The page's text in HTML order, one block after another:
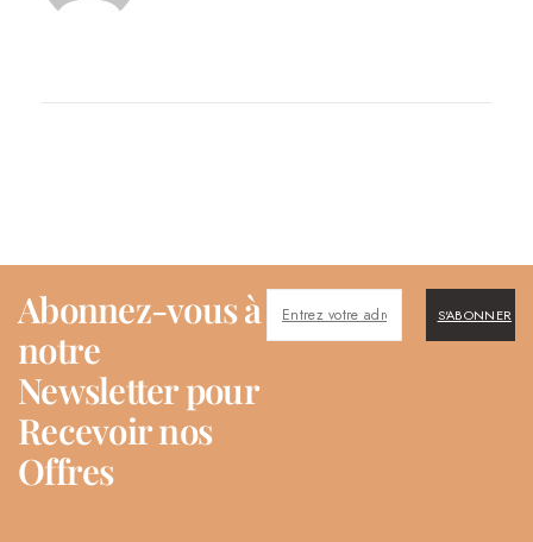
Abonnez-vous à
notre
Newsletter pour
Recevoir nos
Offres
S'ABONNER